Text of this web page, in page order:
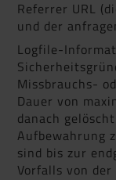
Referrer URL
und der
Logfile-
Missbrauchs-
Dauer von
danach
Aufbewahrung
sind bis zur
Vorfalls von der